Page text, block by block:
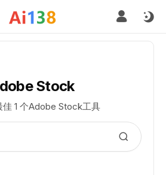
Stock
佳 1 个Adobe Stock工具